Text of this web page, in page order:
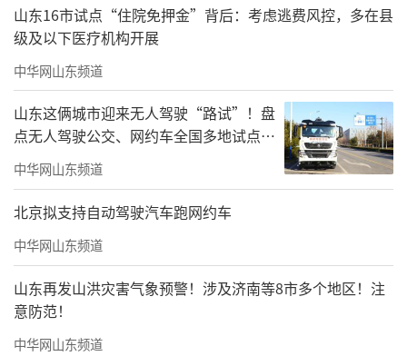
卸货后可在就近铁路站点还箱，满足了我
们‘一箱直达’的需求。”三宝钢铁驻港负责
人说，“一箱制”较传统运输方式可节省近6小
时运输时间，减少3%货损货差。
山东省交通运输与区域发展研究中心主任
来逢波说，通过提高运输时效、降低物流成
本，山东沿黄陆海大通道服务沿线城市货物运
输的功能更强，进一步提升了区域经济运行效
率。
（来源：新华社）
山东16市试点“住院免押金”背后：考虑逃费风控，多在县
级及以下医疗机构开展
中华网山东频道
山东这俩城市迎来无人驾驶“路试”！盘
点无人驾驶公交、网约车全国多地试点之
路
中华网山东频道
北京拟支持自动驾驶汽车跑网约车
中华网山东频道
山东再发山洪灾害气象预警！涉及济南等8市多个地区！注
意防范！
中华网山东频道